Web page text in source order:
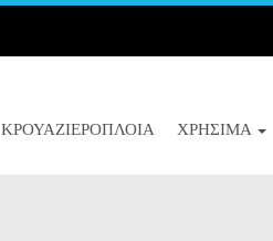
ΚΡΟΥΑΖΙΕΡΌΠΛΟΙΑ ΧΡΉΣΙΜΑ